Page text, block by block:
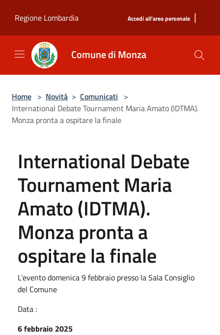
Regione Lombardia
Accedi all'area personale |
Comune di Monza
Home > Novità > Comunicati >
International Debate Tournament Maria Amato (IDTMA).
Monza pronta a ospitare la finale
International Debate
Tournament Maria
Amato (IDTMA).
Monza pronta a
ospitare la finale
L’evento domenica 9 febbraio presso la Sala Consiglio
del Comune
Data :
6 febbraio 2025